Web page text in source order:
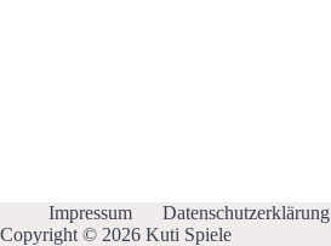
Impressum
Datenschutzerklärung
Copyright © 2026 Kuti Spiele